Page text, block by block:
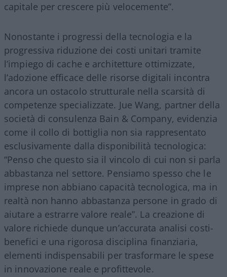
capitale per crescere più velocemente”.
Nonostante i progressi della tecnologia e la
progressiva riduzione dei costi unitari tramite
l’impiego di cache e architetture ottimizzate,
l’adozione efficace delle risorse digitali incontra
ancora un ostacolo strutturale nella scarsità di
competenze specializzate. Jue Wang, partner della
società di consulenza Bain & Company, evidenzia
come il collo di bottiglia non sia rappresentato
esclusivamente dalla disponibilità tecnologica:
“Penso che questo sia il vincolo di cui non si parla
abbastanza nel settore. Pensiamo spesso che le
imprese non abbiano capacità tecnologica, ma in
realtà non hanno abbastanza persone in grado di
aiutare a estrarre valore reale”. La creazione di
valore richiede dunque un’accurata analisi costi-
benefici e una rigorosa disciplina finanziaria,
elementi indispensabili per trasformare le spese
in innovazione reale e profittevole.